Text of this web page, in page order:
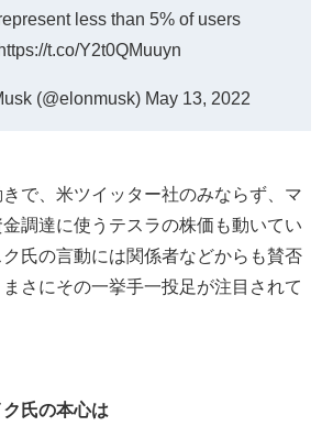
less than 5% of users
https://t.co/Y2t0QMuuyn
(@elonmusk) May 13, 2022
で、米ツイッター社のみならず、マ
調達に使うテスラの株価も動いてい
氏の言動には関係者などからも賛否
さにその一挙手一投足が注目されて
氏の本心は